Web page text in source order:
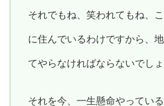
それでもね、笑われてもね、
に住んでいるわけですから、
てやらなければならないでしょ
それを今、一生懸命やっている